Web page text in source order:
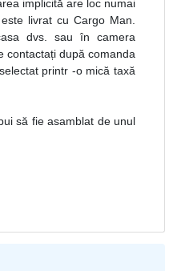
implicită are loc numai
livrat cu Cargo Man.
dvs. sau în camera
contactați după comanda
printr -o mică taxă
să fie asamblat de unul